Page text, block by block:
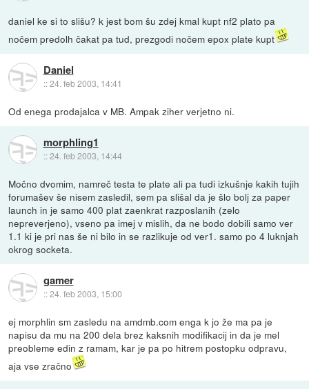
daniel ke si to slišu? k jest bom šu zdej kmal kupt nf2 plato pa
nočem predolh čakat pa tud, prezgodi nočem epox plate kupt
Daniel
::24. feb 2003, 14:41
Od enega prodajalca v MB. Ampak ziher verjetno ni.
morphling1
::24. feb 2003, 14:44
Močno dvomim, namreč testa te plate ali pa tudi izkušnje kakih tujih
forumašev še nisem zasledil, sem pa slišal da je šlo bolj za paper
launch in je samo 400 plat zaenkrat razposlanih (zelo
nepreverjeno), vseno pa imej v mislih, da ne bodo dobili samo ver
1.1 ki je pri nas še ni bilo in se razlikuje od ver1. samo po 4 luknjah
okrog socketa.
gamer
::24. feb 2003, 15:00
ej morphlin sm zasledu na amdmb.com enga k jo že ma pa je
napisu da mu na 200 dela brez kaksnih modifikacij in da je mel
preobleme edin z ramam, kar je pa po hitrem postopku odpravu,
aja vse zračno